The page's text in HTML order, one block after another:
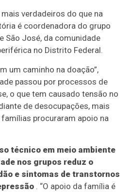
verdadeiros do que na
é coordenadora do grupo
São José, da comunidade
no Distrito Federal.
um caminho na doação”,
passou por processos de
o que tem causado tensão no
de desocupações, mais
procuraram apoio na
técnico em meio ambiente
nos grupos reduz o
e sintomas de transtornos
. “O apoio da família é